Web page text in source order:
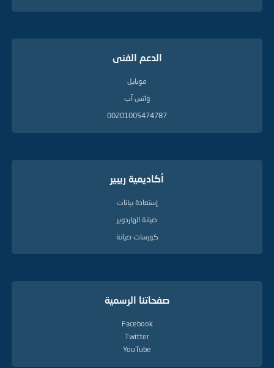
الدعم الفنى
موبايل
واتس آب
00201005474787
أكاديمية ريبير
إستعادة بيانات
صيانة الهاردوير
كورسات صيانة
صفحاتنا الرسمية
Facebook
Twitter
YouTube